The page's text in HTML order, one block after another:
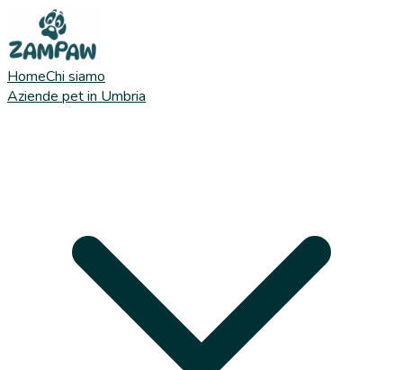
HomeChi siamo
Aziende pet in Umbria